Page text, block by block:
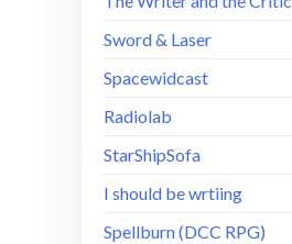
Sword & Laser
Spacewidcast
Radiolab
StarShipSofa
I should be wrtiing
Spellburn (DCC RPG)